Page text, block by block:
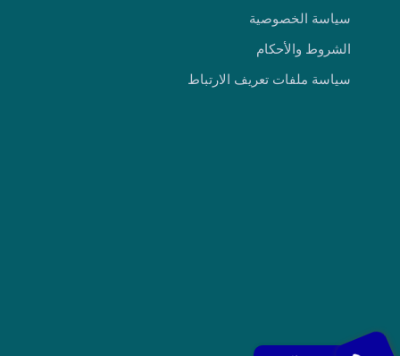
سياسة الخصوصية
الشروط والأحكام
سياسة ملفات تعريف الارتباط